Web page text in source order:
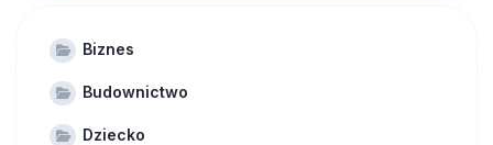
Biznes
Budownictwo
Dziecko